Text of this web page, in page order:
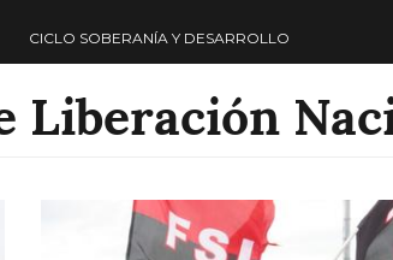
CICLO SOBERANÍA Y DESARROLLO
Liberación